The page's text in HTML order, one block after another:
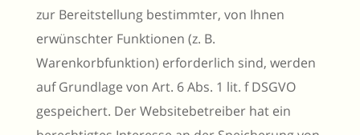
zur Bereitstellung bestimmter, von Ihnen
erwünschter Funktionen (z. B.
Warenkorbfunktion) erforderlich sind, werden
auf Grundlage von Art. 6 Abs. 1 lit. f DSGVO
gespeichert. Der Websitebetreiber hat ein